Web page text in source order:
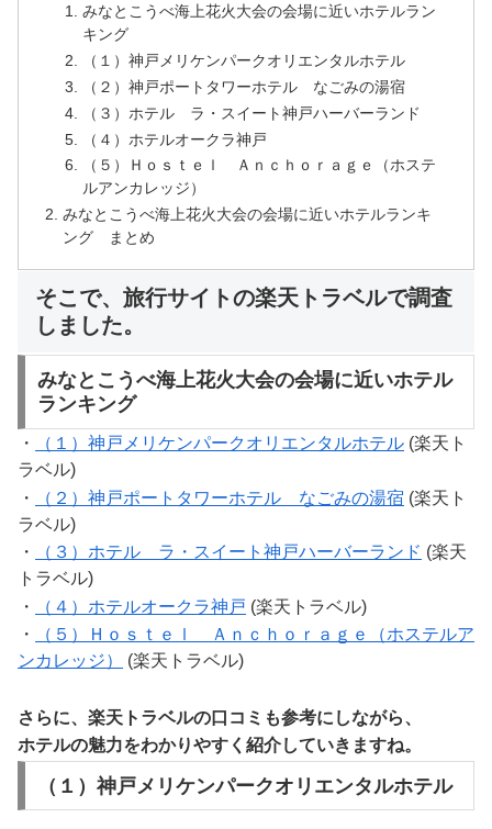
みなとこうべ海上花火大会の会場に近いホテルラン
キング
（１）神戸メリケンパークオリエンタルホテル
（２）神戸ポートタワーホテル なごみの湯宿
（３）ホテル ラ・スイート神戸ハーバーランド
（４）ホテルオークラ神戸
（５）Ｈｏｓｔｅｌ Ａｎｃｈｏｒａｇｅ（ホステ
ルアンカレッジ）
みなとこうべ海上花火大会の会場に近いホテルランキ
ング まとめ
そこで、旅行サイトの楽天トラベルで調査
しました。
みなとこうべ海上花火大会の会場に近いホテル
ランキング
・ （１）神戸メリケンパークオリエンタルホテル (楽天ト
ラベル)
・
（２）神戸ポートタワーホテル なごみの湯宿 (楽天ト
ラベル)
・
（３）ホテル ラ・スイート神戸ハーバーランド (楽天
トラベル)
・
（４）ホテルオークラ神戸 (楽天トラベル)
・
（５）Ｈｏｓｔｅｌ Ａｎｃｈｏｒａｇｅ（ホステルア
ンカレッジ）
(楽天トラベル)
さらに、楽天トラベルの口コミも参考にしながら、
ホテルの魅力をわかりやすく紹介していきますね。
（１）神戸メリケンパークオリエンタルホテル